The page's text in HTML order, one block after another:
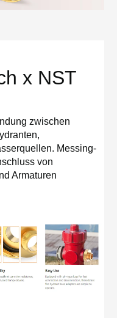
x NST
zwischen
Messing-
von
Armaturen